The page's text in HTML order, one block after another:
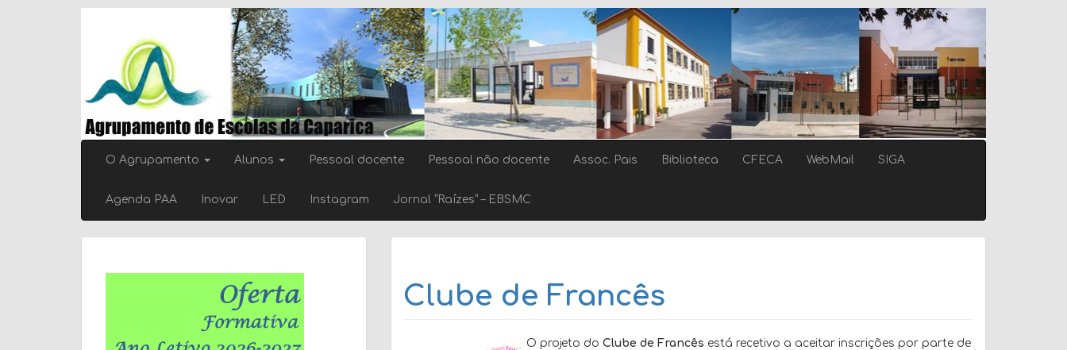
O Agrupamento Alunos Pessoal docente Pessoal não docente Assoc. Pais Biblioteca CFECA WebMail SIGA
Agenda PAA Inovar LED Instagram Jornal “Raízes” – EBSMC
Clube de Francês
O projeto do Clube de Francês está recetivo a aceitar inscrições por parte de